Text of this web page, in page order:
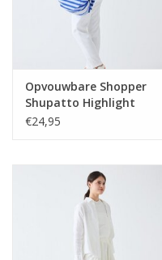
Opvouwbare Shopper
Shupatto Highlight
Blue M
€24,95